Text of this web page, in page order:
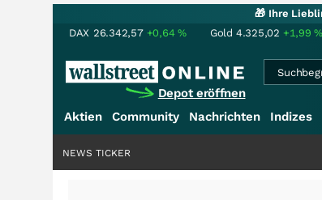
🎁 Ihre
DAX 26.342,57 +0,64% Gold 4.325,02 +1,99%
Depot eröffnen
Aktien Community Nachrichten Indizes
NEWS TICKER